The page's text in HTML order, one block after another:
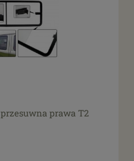
prawa T2